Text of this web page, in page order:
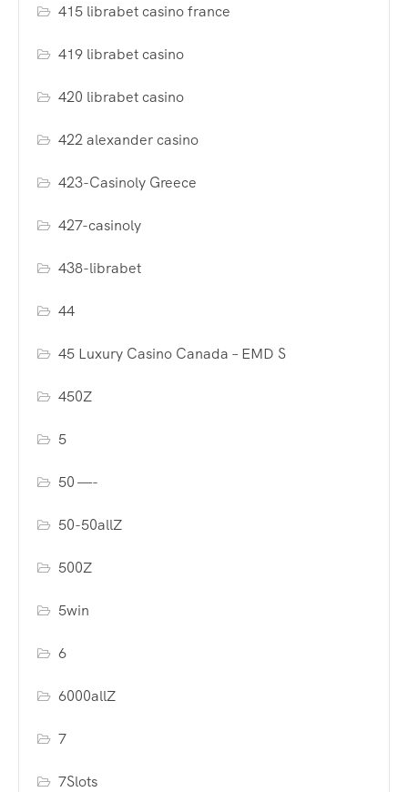
415 librabet casino france
419 librabet casino
420 librabet casino
422 alexander casino
423-Casinoly Greece
427-casinoly
438-librabet
44
45 Luxury Casino Canada – EMD S
450Z
5
50 —-
50-50allZ
500Z
5win
6
6000allZ
7
7Slots